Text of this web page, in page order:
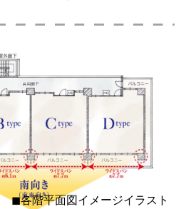
◼︎各階平面図イメージイラスト